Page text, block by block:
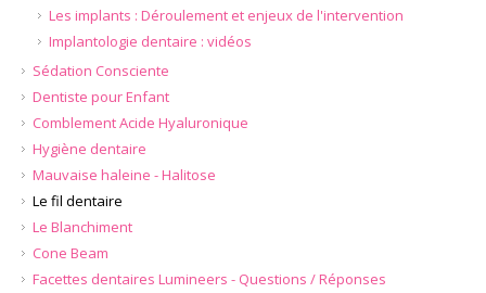
Les implants : Déroulement et enjeux de l'intervention
Implantologie dentaire : vidéos
Sédation Consciente
Dentiste pour Enfant
Comblement Acide Hyaluronique
Hygiène dentaire
Mauvaise haleine - Halitose
Le fil dentaire
Le Blanchiment
Cone Beam
Facettes dentaires Lumineers - Questions / Réponses